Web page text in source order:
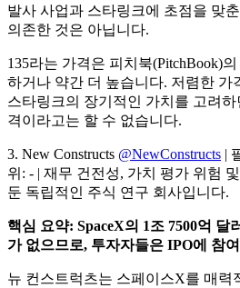
발사 사업과 스타링크에 초점을 맞
의존한 것은 아닙니다.
135라는 가격은 피치북(PitchBook)
하거나 약간 더 높습니다. 저렴한 가
스타링크의 장기적인 가치를 고려
격이라고는 할 수 없습니다.
3. New Constructs @NewConstructs |
위: - | 재무 건전성, 가치 평가 위험
둔 독립적인 주식 연구 회사입니다.
핵심 요약: SpaceX의 1조 7500억 달
가 없으므로, 투자자들은 IPO에 참
뉴 컨스트럭츠는 스페이스X를 매력